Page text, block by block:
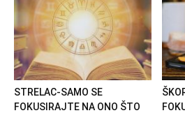
STRELAC-SAMO SE
FOKUSIRAJTE NA ONO ŠTO